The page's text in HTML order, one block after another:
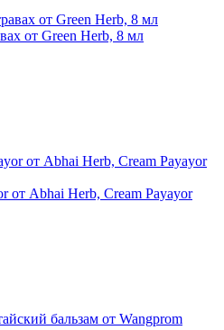
от Green Herb, 8 мл
от Abhai Herb, Cream Payayor